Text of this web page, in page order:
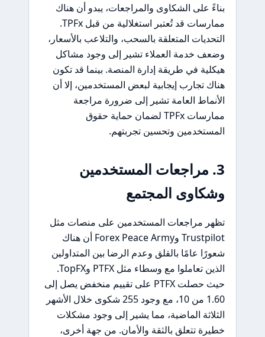
بناءً على الشكاوى والمراجعات، يبدو أن هناك
ممارسات قد تُعتبر استغلالية من قبل TPFx.
التحديات المتعلقة بالسحب، والتلاعب بالأسعار،
وضعف خدمة العملاء تشير إلى وجود مشاكل
هيكلية في طريقة إدارة المنصة. بينما قد تكون
هناك تجارب إيجابية لبعض المستخدمين، إلا أن
الأنماط العامة تشير إلى ضرورة مراجعة
ممارسات TPFx لضمان حماية حقوق
المستخدمين وتحسين تجربتهم.
3. مراجعات المستخدمين
وشكاوى المجتمع
تظهر مراجعات المستخدمين على منصات مثل
Trustpilot وForex Peace Army أن هناك
شعورًا عامًا بالقلق وعدم الرضا بين المتداولين
الذين تعاملوا مع وسطاء مثل PTFX وTopFX.
حيث حصلت PTFX على تقييم منخفض يصل إلى
1.60 من 10، مع وجود 255 شكوى خلال الأشهر
الثلاثة الماضية، مما يشير إلى وجود مشكلات
خطيرة تتعلق بالثقة والأمان. من جهة أخرى،